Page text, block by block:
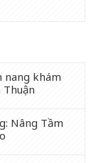
nang khám
Thuận
Nâng Tầm